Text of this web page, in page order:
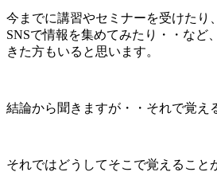
今までに講習やセミナーを受けたり、
SNSで情報を集めてみたり・・など
きた方もいると思います。
結論から聞きますが・・それで覚え
それではどうしてそこで覚えること